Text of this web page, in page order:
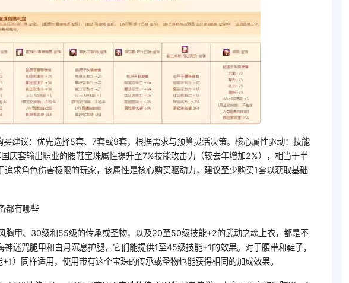
买建议：优先选择5套、7套或9套，根据需求与预算灵活决策。核心属性驱动：技能
庆套输出职业的腰鞋宝珠属性提升至7%技能攻击力（较去年增加2%），相当于半
追求角色伤害极限的玩家，该属性是核心购买驱动力，建议至少购买1套以获取基础
都有哪些
胸甲、30级和55级的传承或圣物，以及20至50级技能+2的武动之魂上衣，都是不
神迷咒腿甲和白月沉息护腿，它们能提供1至45级技能+1的效果。对于腰带和鞋子，
）同样适用，使用带有这个宝珠的传承或圣物也能获得相同的加成效果。